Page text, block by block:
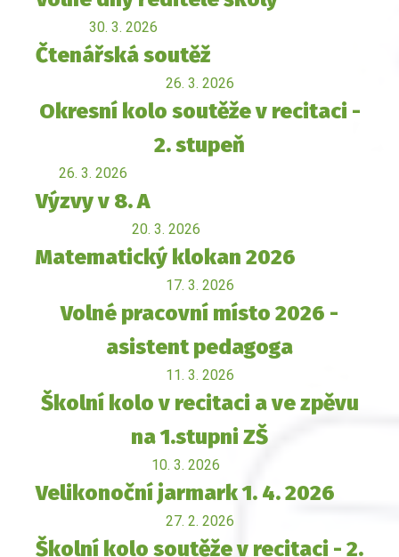
30. 3. 2026
Čtenářská soutěž
26. 3. 2026
Okresní kolo soutěže v recitaci -
2. stupeň
26. 3. 2026
Výzvy v 8. A
20. 3. 2026
Matematický klokan 2026
17. 3. 2026
Volné pracovní místo 2026 -
asistent pedagoga
11. 3. 2026
Školní kolo v recitaci a ve zpěvu
na 1.stupni ZŠ
10. 3. 2026
Velikonoční jarmark 1. 4. 2026
27. 2. 2026
Školní kolo soutěže v recitaci - 2.